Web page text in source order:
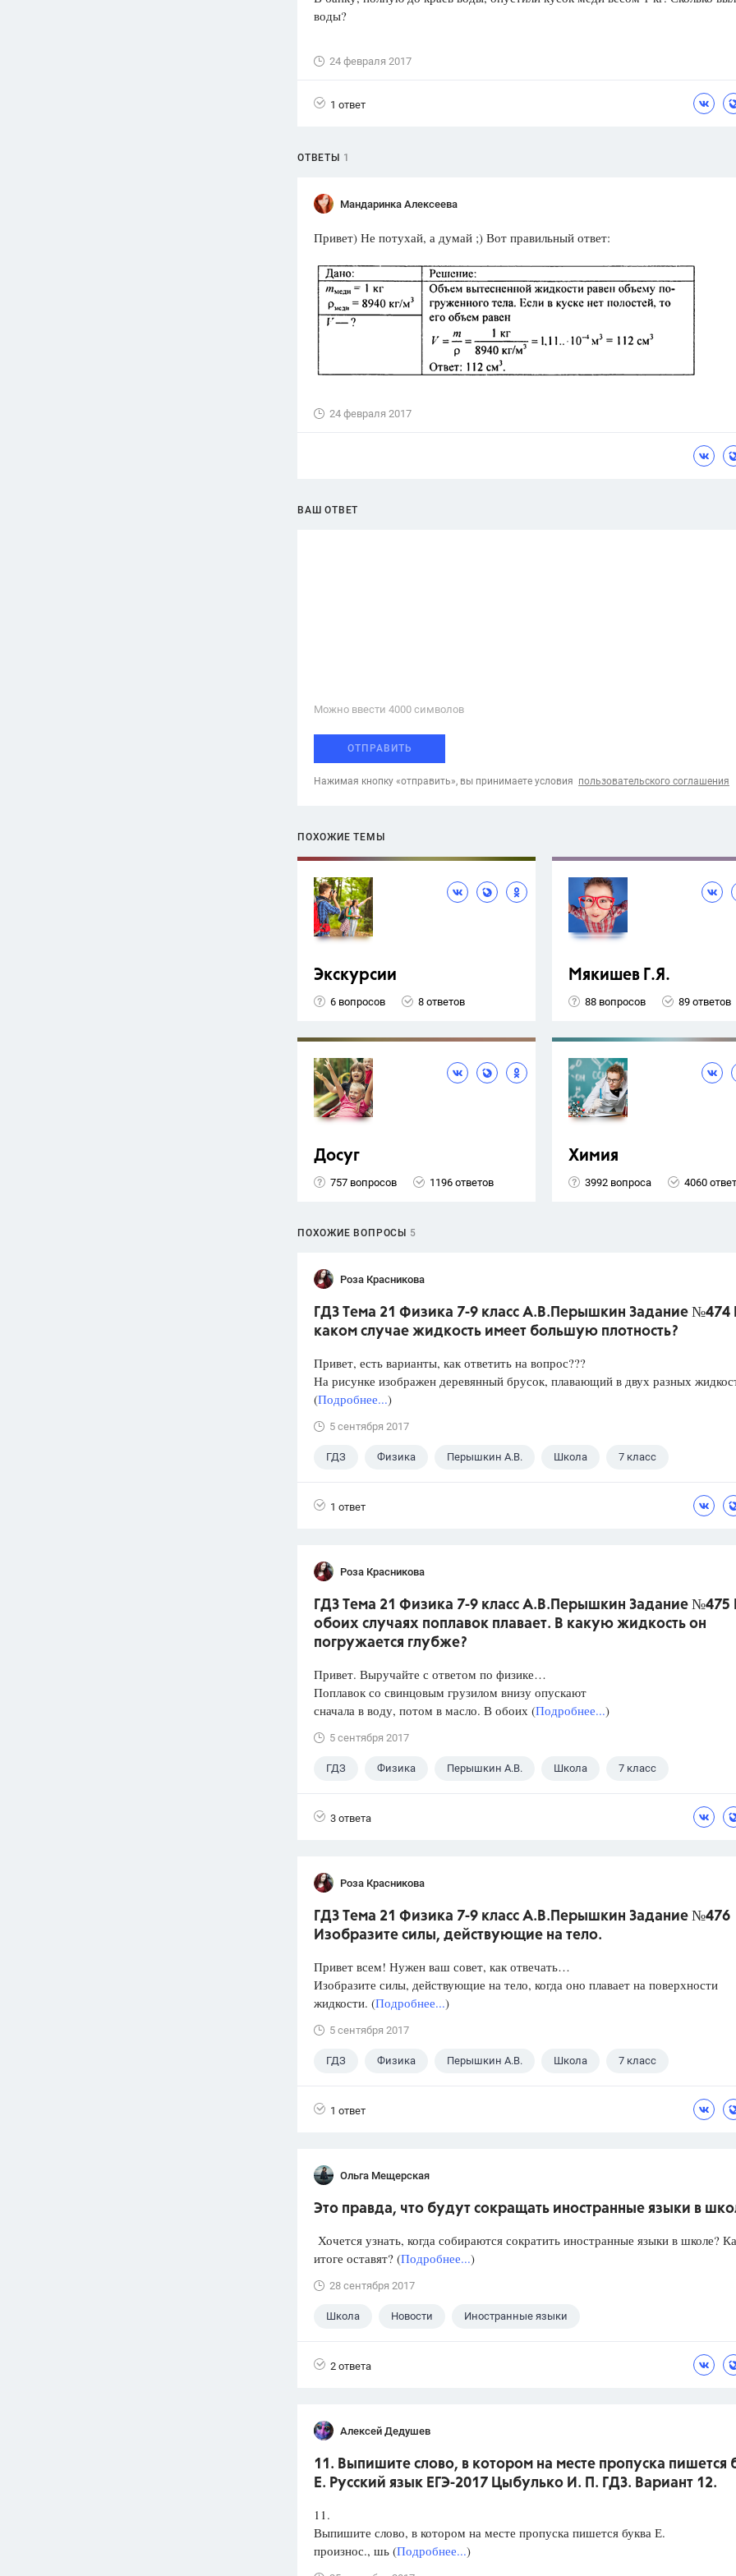
ГИА
воды?
24 февраля 2017
1 ответ
ОТВЕТЫ 1
Мандаринка Алексеева
Привет) Не потухай, а думай ;) Вот правильный ответ:
24 февраля 2017
ВАШ ОТВЕТ
Можно ввести 4000 cимволов
ОТПРАВИТЬ
Нажимая кнопку «отправить», вы принимаете условия пользовательского соглашения
ПОХОЖИЕ ТЕМЫ
Экскурсии
6 вопросов 8 ответов
Мякишев Г.Я.
88 вопросов 89 ответов
Досуг
757 вопросов 1196 ответов
Химия
3992 вопроса 4060
ПОХОЖИЕ ВОПРОСЫ 5
Роза Красникова
ГДЗ Тема 21 Физика 7-9 класс А.В.Перышкин Задание №474
каком случае жидкость имеет большую плотность?
Привет, есть варианты, как ответить на вопрос???
На рисунке изображен деревянный брусок, плавающий в двух разных
(Подробнее...)
5 сентября 2017
ГДЗ Физика Перышкин А.В. Школа 7 класс
1 ответ
Роза Красникова
ГДЗ Тема 21 Физика 7-9 класс А.В.Перышкин Задание №475
обоих случаях поплавок плавает. В какую жидкость он
погружается глубже?
Привет. Выручайте с ответом по физике…
Поплавок со свинцовым грузилом внизу опускают
сначала в воду, потом в масло. В обоих (Подробнее...)
5 сентября 2017
ГДЗ Физика Перышкин А.В. Школа 7 класс
3 ответа
Роза Красникова
ГДЗ Тема 21 Физика 7-9 класс А.В.Перышкин Задание №476
Изобразите силы, действующие на тело.
Привет всем! Нужен ваш совет, как отвечать…
Изобразите силы, действующие на тело, когда оно плавает на поверхности
жидкости. (Подробнее...)
5 сентября 2017
ГДЗ Физика Перышкин А.В. Школа 7 класс
1 ответ
Ольга Мещерская
Это правда, что будут сокращать иностранные языки в
Хочется узнать, когда собираются сократить иностранные языки в школе?
итоге оставят? (Подробнее...)
28 сентября 2017
Школа Новости Иностранные языки
2 ответа
Алексей Дедушев
11. Выпишите слово, в котором на месте пропуска пишется
Е. Русский язык ЕГЭ-2017 Цыбулько И. П. ГДЗ. Вариант 12.
11.
Выпишите слово, в котором на месте пропуска пишется буква Е.
произнос., шь (Подробнее...)